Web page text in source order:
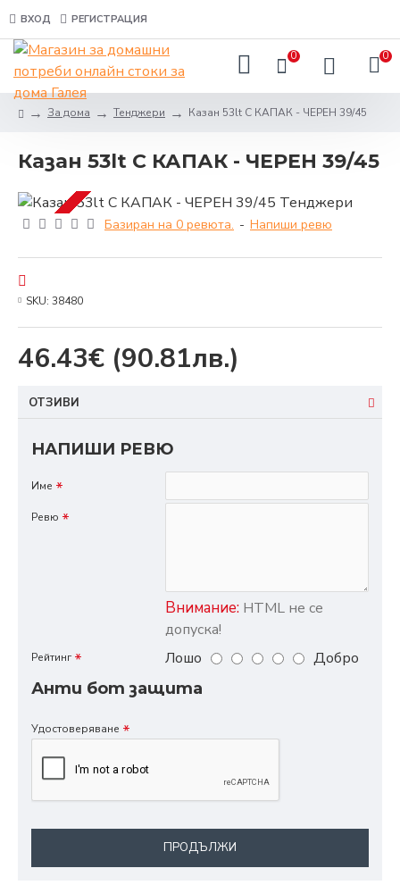
ВХОД РЕГИСТРАЦИЯ
0 0
За дома Тенджери Казан 53lt С КАПАК - ЧЕРЕН 39/45
Казан 53lt С КАПАК - ЧЕРЕН 39/45
Базиран на 0 ревюта. - Напиши ревю
46.43€ (90.81лв.)
SKU: 38480
ОТЗИВИ
НАПИШИ РЕВЮ
Име
Ревю
Внимание: HTML не се
допуска!
Рейтинг Лошо
Добро
Анти бот защита
Удостоверяване
ПРОДЪЛЖИ